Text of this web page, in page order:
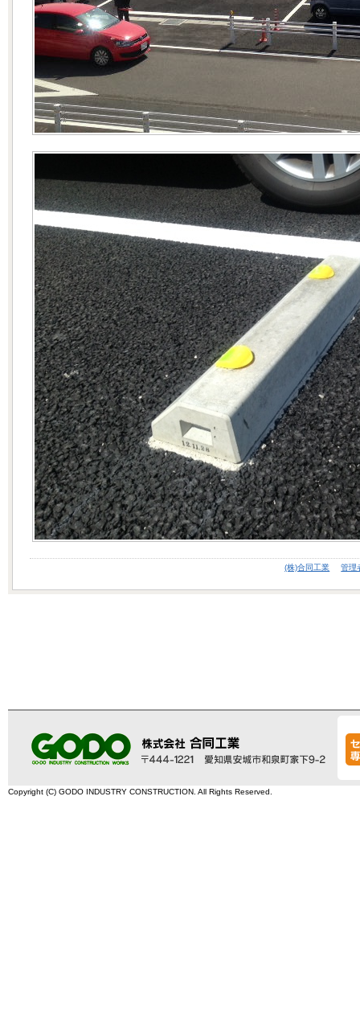
(株)合同工業 管理
Copyright (C) GODO INDUSTRY CONSTRUCTION. All Rights Reserved.